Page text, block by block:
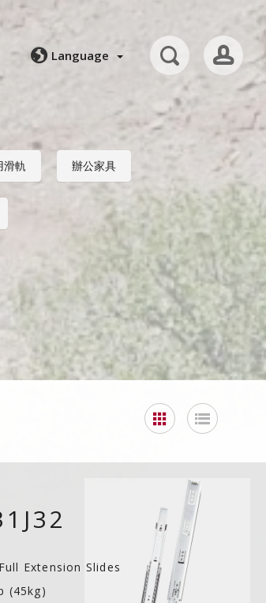
Language
滑軌 辦公家具
Extension Slides
(45kg)